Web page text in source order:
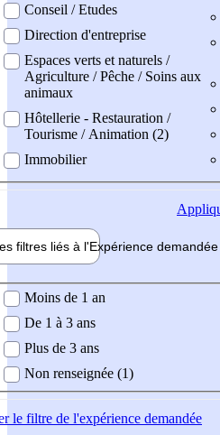
Conseil / Etudes
Direction d'entreprise
Espaces verts et naturels /
Agriculture / Pêche / Soins aux
animaux
Hôtellerie - Restauration /
Tourisme / Animation (2)
Immobilier
filtres liés à l'Expérience demandée
demandée
Moins de 1 an
De 1 à 3 ans
Plus de 3 ans
Non renseignée (1)
le filtre de l'expérience demandée